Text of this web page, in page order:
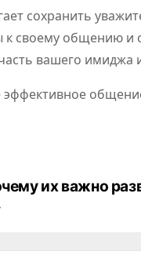
сохранить
своему общению
вашего имиджа
их важно